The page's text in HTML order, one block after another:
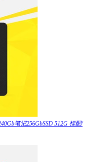
笔记256GbSSD 512G 标配/